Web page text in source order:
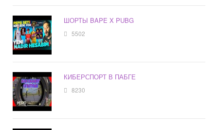
ШОРТЫ BAPE X PUBG
5502
КИБЕРСПОРТ В ПАБГЕ
8230